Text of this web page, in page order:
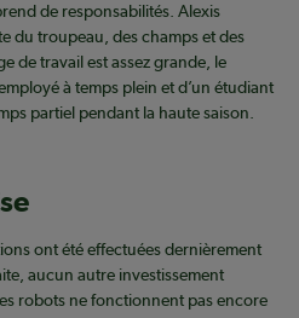
de responsabilités. Alexis
du troupeau, des champs et des
de travail est assez grande, le
à temps plein et d’un étudiant
partiel pendant la haute saison.
ont été effectuées dernièrement
aucun autre investissement
robots ne fonctionnent pas encore